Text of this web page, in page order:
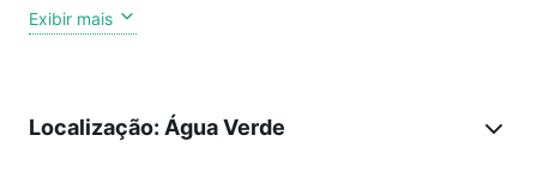
perfeita entre praticidade, qualidade de vida e um dos
endereços mais cobiçados de Curitiba.
- 03 suítes espaçosas com armários planejados.
Exibir mais
Localização: Água Verde